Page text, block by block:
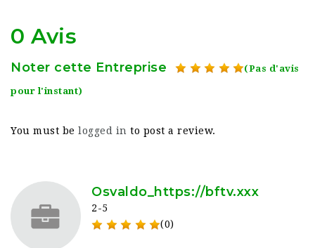
0 Avis
Noter cette Entreprise (Pas d'avis
pour l'instant)
You must be logged in to post a review.
Osvaldo_https://bftv.xxx
2-5
(0)